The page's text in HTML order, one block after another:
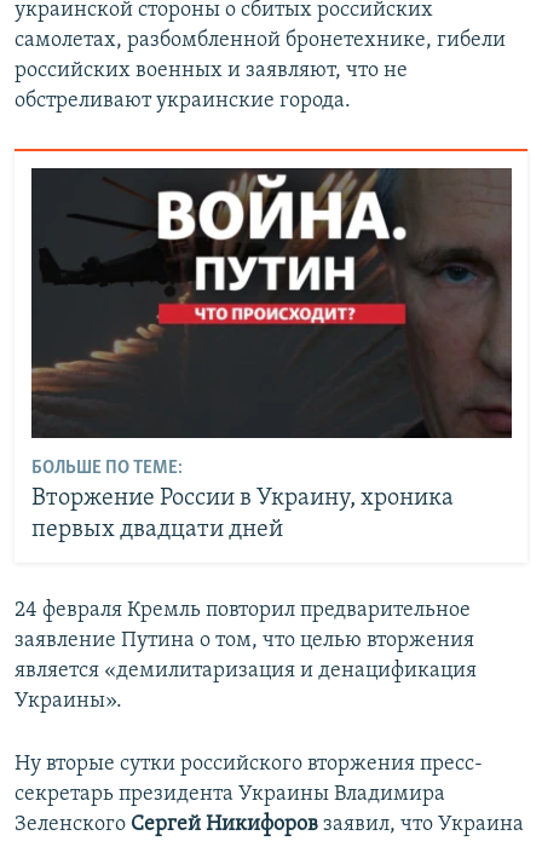
украинской стороны о сбитых российских
самолетах, разбомбленной бронетехнике, гибели
российских военных и заявляют, что не
обстреливают украинские города.
БОЛЬШЕ ПО ТЕМЕ:
Вторжение России в Украину, хроника
первых двадцати дней
24 февраля Кремль повторил предварительное
заявление Путина о том, что целью вторжения
является «демилитаризация и денацификация
Украины».
Ну вторые сутки российского вторжения пресс-
секретарь президента Украины Владимира
Зеленского Сергей Никифоров заявил, что Украина